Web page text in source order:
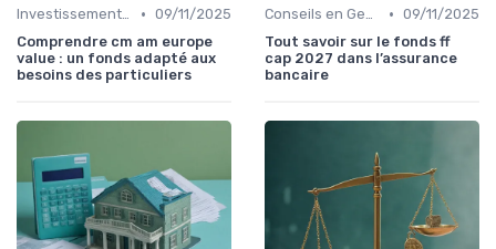
Investissements et Épargne Retraite • 09/11/2025
Comprendre cm am europe
value : un fonds adapté aux
besoins des particuliers
Conseils en Gestion de Patrimoine • 09/11/2025
Tout savoir sur le fonds ff
cap 2027 dans l’assurance
bancaire